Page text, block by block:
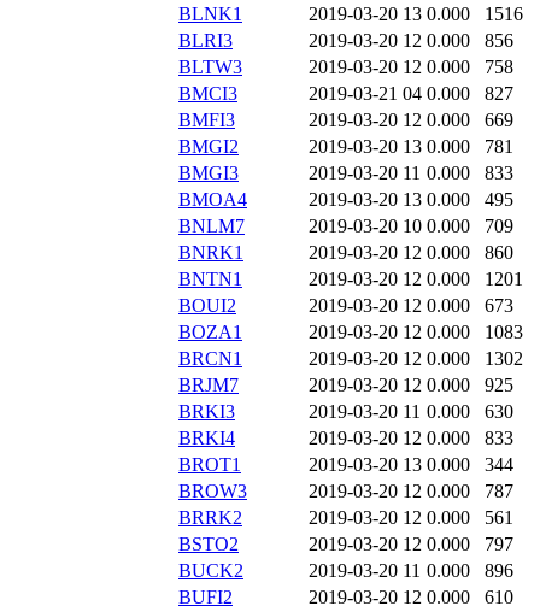
BLNK1
2019-03-20 13 0.000
1516
BLRI3
2019-03-20 12 0.000
856
BLTW3
2019-03-20 12 0.000
758
BMCI3
2019-03-21 04 0.000
827
BMFI3
2019-03-20 12 0.000
669
BMGI2
2019-03-20 13 0.000
781
BMGI3
2019-03-20 11 0.000
833
BMOA4
2019-03-20 13 0.000
495
BNLM7
2019-03-20 10 0.000
709
BNRK1
2019-03-20 12 0.000
860
BNTN1
2019-03-20 12 0.000
1201
BOUI2
2019-03-20 12 0.000
673
BOZA1
2019-03-20 12 0.000
1083
BRCN1
2019-03-20 12 0.000
1302
BRJM7
2019-03-20 12 0.000
925
BRKI3
2019-03-20 11 0.000
630
BRKI4
2019-03-20 12 0.000
833
BROT1
2019-03-20 13 0.000
344
BROW3
2019-03-20 12 0.000
787
BRRK2
2019-03-20 12 0.000
561
BSTO2
2019-03-20 12 0.000
797
BUCK2
2019-03-20 11 0.000
896
BUFI2
2019-03-20 12 0.000
610